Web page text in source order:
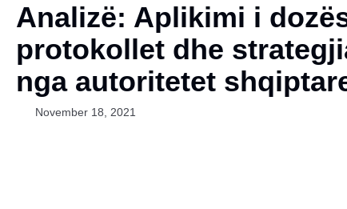
Analizë: Aplikimi i
protokollet dhe
nga autoritetet
November 18, 2021